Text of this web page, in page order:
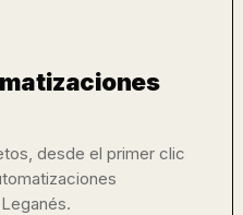
desde el primer clic